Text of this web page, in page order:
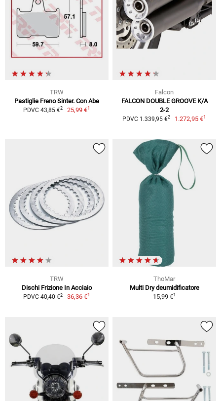
TRW
Pastiglie Freno Sinter. Con Abe
PDVC 43,85 €2 25,99 €1
Falcon
FALCON DOUBLE GROOVE K/A
2-2
PDVC 1.339,95 €2 1.272,95 €1
TRW
Dischi Frizione In Acciaio
PDVC 40,40 €2 36,36 €1
ThoMar
Multi Dry deumidificatore
15,99 €1